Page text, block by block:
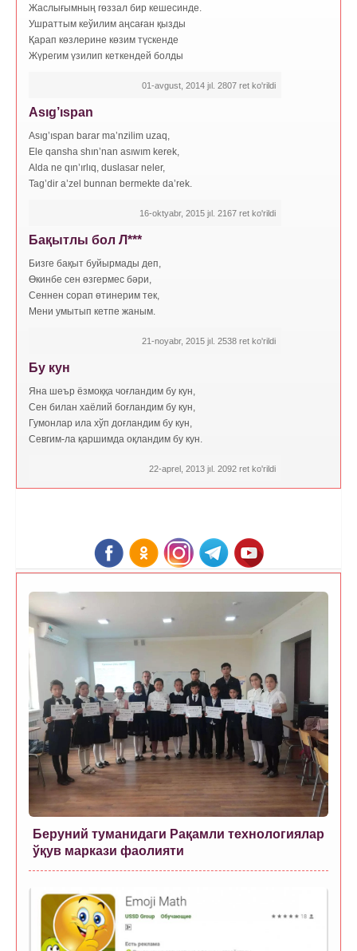
Жаслығымның гөззал бир кешесинде.
Ушраттым кеўилим аңсаған қызды
Қарап көзлерине көзим түскенде
Жүрегим үзилип кеткендей болды
01-avgust, 2014 jıl. 2807 ret ko'rildi
Asıg’ıspan
Asıg’ıspan barar ma’nzilim uzaq,
Ele qansha shın’nan asıwım kerek,
Alda ne qın’ırlıq, duslasar neler,
Tag’dir a’zel bunnan bermekte da’rek.
16-oktyabr, 2015 jıl. 2167 ret ko'rildi
Бақытлы бол Л***
Бизге бақыт буйырмады деп,
Өкинбе сен өзгермес бәри,
Сеннен сорап өтинерим тек,
Мени умытып кетпе жаным.
21-noyabr, 2015 jıl. 2538 ret ko'rildi
Бу кун
Яна шеър ёзмоққа чоғландим бу кун,
Сен билан хаёлий боғландим бу кун,
Гумонлар ила хўп доғландим бу кун,
Севгим-ла қаршимда оқландим бу кун.
22-aprel, 2013 jıl. 2092 ret ko'rildi
Беруний туманидаги Рақамли технологиялар
ўқув маркази фаолияти